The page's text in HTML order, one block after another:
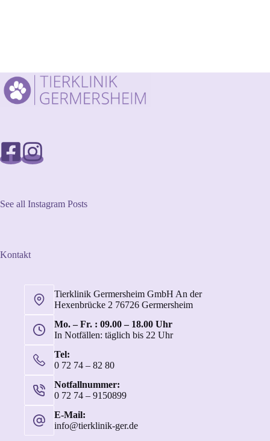
See all Instagram Posts
Kontakt
Tierklinik Germersheim GmbH An der
Hexenbrücke 2 76726 Germersheim
Mo. – Fr. : 09.00 – 18.00 Uhr
In Notfällen: täglich bis 22 Uhr
Tel:
0 72 74 – 82 80
Notfallnummer:
0 72 74 – 9150899
E-Mail:
info@tierklinik-ger.de